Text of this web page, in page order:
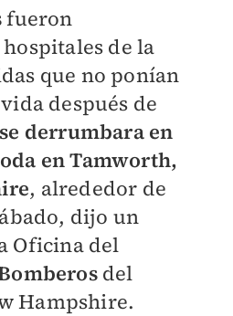
fueron
de la
que no ponían
después de
derrumbara en
en Tamworth,
, alrededor de
dijo un
Oficina del
del
Hampshire.